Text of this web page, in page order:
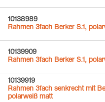
10138989
Rahmen 3fach Berker S.1,
10139909
Rahmen 3fach Berker S.1,
10139919
Rahmen 3fach senkrecht mit
polarweiß matt